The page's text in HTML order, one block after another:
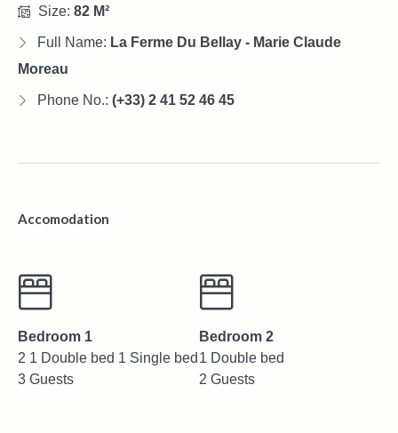
Size: 82 M²
Full Name: La Ferme Du Bellay - Marie Claude
Moreau
Phone No.: (+33) 2 41 52 46 45
Accomodation
Bedroom 1
2 1 Double bed 1 Single bed
3 Guests
Bedroom 2
1 Double bed
2 Guests